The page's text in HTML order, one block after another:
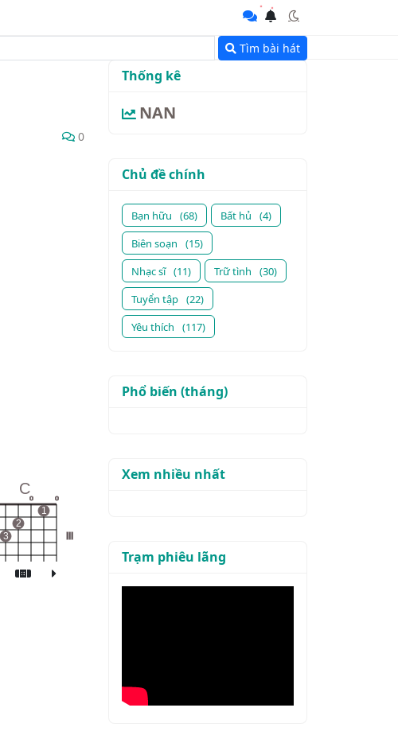
Tìm bài hát
0
C
3
2
o
1
o
Thống kê
NAN
Chủ đề chính
Bạn hữu (68) Bất hủ
(4)
Biên soạn
(15)
Nhạc sĩ (11) Trữ tình
(30)
Tuyển tập (22)
Yêu thích
(117)
Phổ biến (tháng)
Xem nhiều nhất
Trạm phiêu lãng